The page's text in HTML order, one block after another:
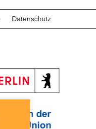
Datenschutz